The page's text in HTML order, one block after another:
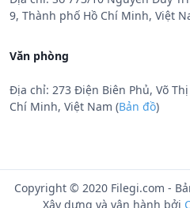
9, Thành phố Hồ Chí Minh, Việt
Văn phòng
Địa chỉ: 273 Điện Biên Phủ, Võ
Chí Minh, Việt Nam (Bản đồ)
Copyright © 2020 Filegi.com -
Xây dựng và vận hành bởi